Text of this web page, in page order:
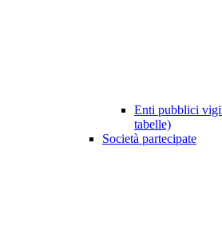
Enti pubblici
tabelle)
Società partecipate